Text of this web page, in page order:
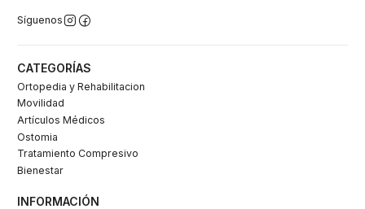
Síguenos
CATEGORÍAS
Ortopedia y Rehabilitacion
Movilidad
Artículos Médicos
Ostomia
Tratamiento Compresivo
Bienestar
INFORMACIÓN